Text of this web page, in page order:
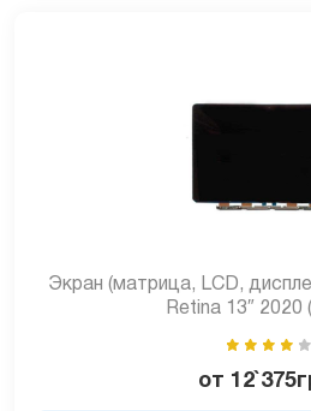
Экран (матрица, LCD,
Retina 13″ 2020
от 12`375